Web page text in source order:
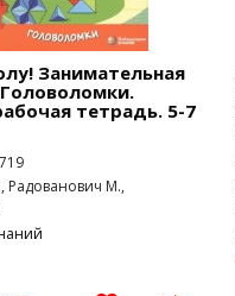
Занимательная
тетрадь. 5-7
Радованович М.,